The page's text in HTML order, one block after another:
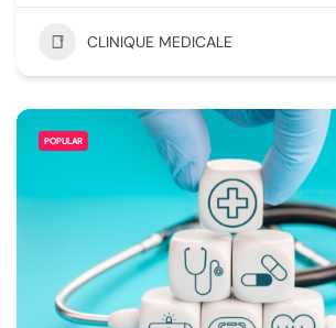
CLINIQUE MEDICALE
POPULAR